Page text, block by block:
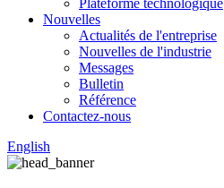
Plateforme technologique
Nouvelles
Actualités de l'entreprise
Nouvelles de l'industrie
Messages
Bulletin
Référence
Contactez-nous
English